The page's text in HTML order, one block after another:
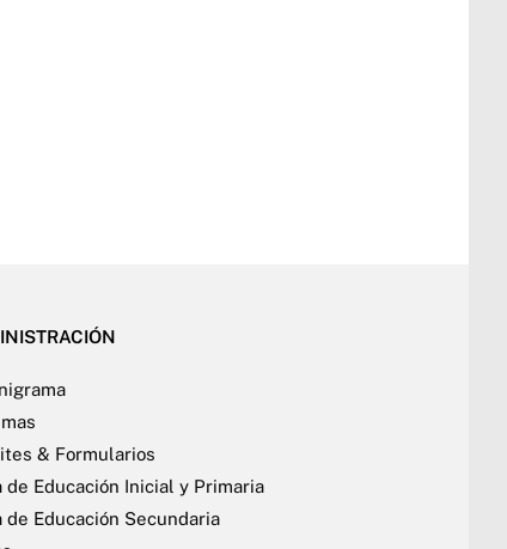
& Formularios
de Educación Inicial y Primaria
de Educación Secundaria